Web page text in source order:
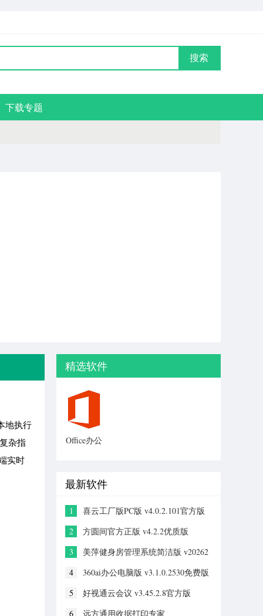
搜索
下载专题
地执行
杂指
实时
精选软件
Office办公
最新软件
1
喜云工厂版PC版 v4.0.2.101官方版
2
方圆间官方正版 v4.2.2优质版
3
美萍健身房管理系统简洁版 v20262
4
360ai办公电脑版 v3.1.0.2530免费版
5
好视通云会议 v3.45.2.8官方版
6
远方通用收据打印专家